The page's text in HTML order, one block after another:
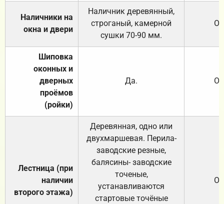
Наличники на
окна и двери
Наличник деревянный,
строганый, камерной
сушки 70-90 мм.
Шиповка
оконных и
дверных
проёмов
(ройки)
Да.
Лестница (при
наличии
второго этажа)
Деревянная, одно или
двухмаршевая. Перила-
заводские резные,
балясины- заводские
точеные,
устанавливаются
стартовые точёные